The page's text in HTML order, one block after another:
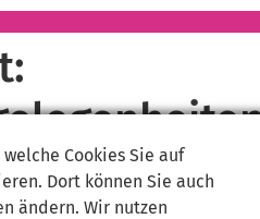
welche Cookies Sie auf
Dort können Sie auch
ändern. Wir nutzen